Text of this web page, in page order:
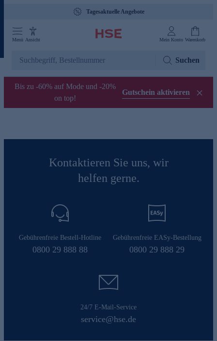
Tagesaktuelle Angebote
Menü Ansicht Mein Konto Warenkorb
Suchen
Bis zu -60% auf Mode und -20%
on top!
Gutschein aktivieren
Kontaktieren Sie uns, wir
helfen gerne.
Gebührenfreie Bestell-Hotline
0800 29 888 88
Gebührenfreie EASy-Bestellung
0800 29 888 29
24/7 E-Mail-Service
service@hse.de